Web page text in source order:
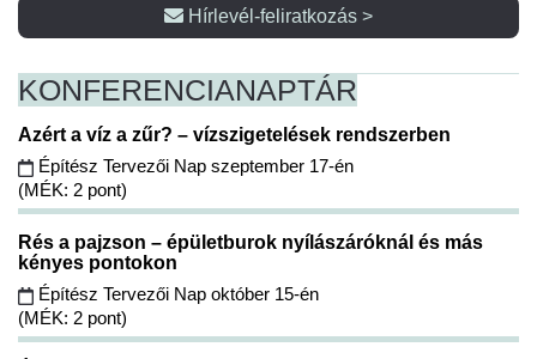
Hírlevél-feliratkozás >
KONFERENCIANAPTÁR
Azért a víz a zűr? – vízszigetelések rendszerben
Építész Tervezői Nap szeptember 17-én
(MÉK: 2 pont)
Rés a pajzson – épületburok nyílászáróknál és más
kényes pontokon
Építész Tervezői Nap október 15-én
(MÉK: 2 pont)